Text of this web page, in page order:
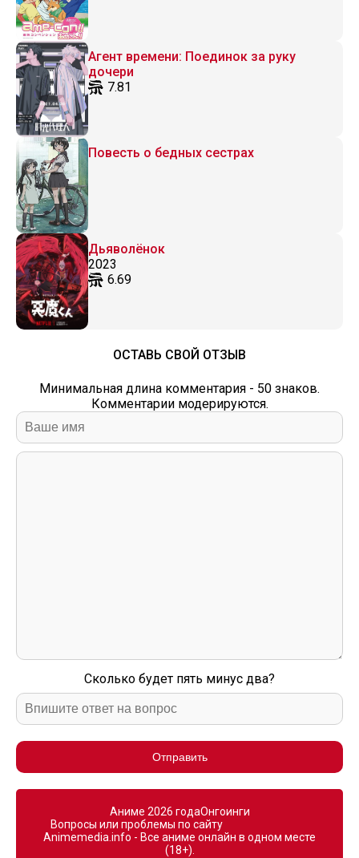
Агент времени: Поединок за руку
дочери
7.81
Повесть о бедных сестрах
Дьяволёнок
2023
6.69
ОСТАВЬ СВОЙ ОТЗЫВ
Минимальная длина комментария - 50 знаков.
Комментарии модерируются.
Сколько будет пять минус два?
Отправить
Аниме 2026 годаОнгоинги
Вопросы или проблемы по сайту
Animemedia.info - Все аниме онлайн в одном месте
(18+).